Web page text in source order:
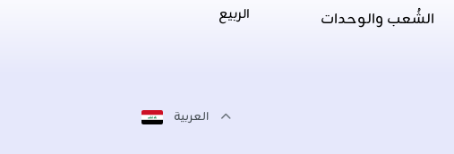
الشُعب والوحدات
الربيع
العربية